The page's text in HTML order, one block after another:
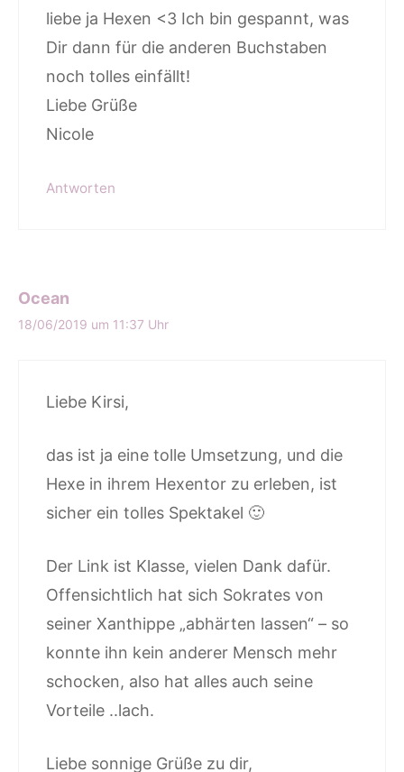
liebe ja Hexen <3 Ich bin gespannt, was
Dir dann für die anderen Buchstaben
noch tolles einfällt!
Liebe Grüße
Nicole
Antworten
Ocean
18/06/2019 um 11:37 Uhr
Liebe Kirsi,
das ist ja eine tolle Umsetzung, und die
Hexe in ihrem Hexentor zu erleben, ist
sicher ein tolles Spektakel 🙂
Der Link ist Klasse, vielen Dank dafür.
Offensichtlich hat sich Sokrates von
seiner Xanthippe „abhärten lassen“ – so
konnte ihn kein anderer Mensch mehr
schocken, also hat alles auch seine
Vorteile ..lach.
Liebe sonnige Grüße zu dir,